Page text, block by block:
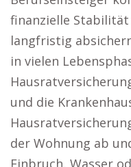
finanzielle
langfristig
in vielen
und die
der Wohnung ab
Einbruch, Wasser